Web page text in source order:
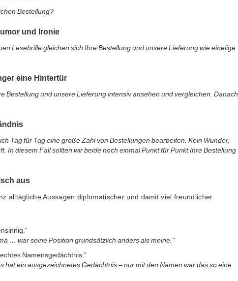
Bestellung?
und Ironie
Lesebrille gleichen sich Ihre Bestellung und unsere Lieferung wie eineiige
eine Hintertür
Bestellung und unsere Lieferung intensiv ansehen und vergleichen. Danach
Tag für Tag eine große Zahl von Bestellungen bearbeiten. Kein Wunder,
In diesem Fall sollten wir beide noch einmal Punkt für Punkt Ihre Bestellung
aus
alltägliche Aussagen diplomatischer und damit viel freundlicher
… war seine Position grundsätzlich anders als meine."
Namensgedächtnis."
hat ein ausgezeichnetes Gedächtnis – nur mit den Namen war das so eine